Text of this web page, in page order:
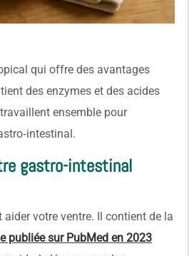
qui offre des avantages
des enzymes et des acides
ensemble pour
gastro-intestinal
aider votre ventre. Il contient de la
publiée sur PubMed en 2023